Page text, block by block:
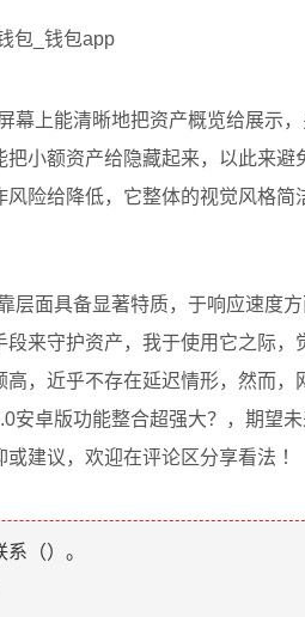
幕上能清晰地把资产概览给展示
小额资产给隐藏起来，以此来避
险给降低，它整体的视觉风格简
层面具备显著特质，于响应速度
来守护资产，我于使用它之际，
，近乎不存在延迟情形，然而，
安卓版功能整合超强大？，期望
建议，欢迎在评论区分享看法 ！
系（）。